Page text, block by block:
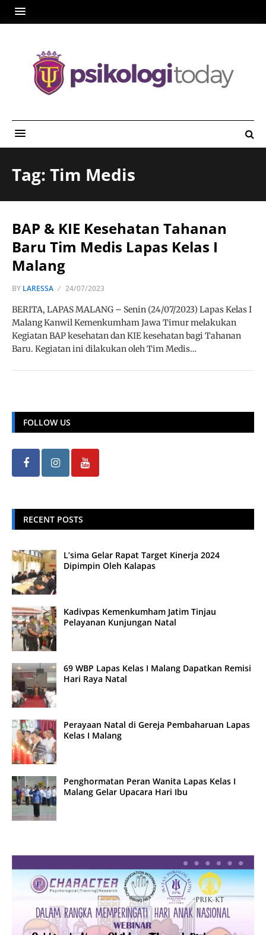
Tag: Tim Medis
BAP & KIE Kesehatan Tahanan
Baru Tim Medis Lapas Kelas I
Malang
BY LARESSA 24/07/2023
BERITA, LAPAS MALANG – Senin (24/07/2023) Lapas Kelas I
Malang Kanwil Kemenkumham Jawa Timur melakukan
Kegiatan BAP kesehatan dan KIE kesehatan bagi Tahanan
Baru. Kegiatan ini dilakukan oleh Tim Medis…
FOLLOW US
RECENT POSTS
L’sima Gelar Rapat Target Kinerja 2024
Dipimpin Oleh Kalapas
Kadivpas Kemenkumham Jatim Tinjau
Pelayanan Kunjungan Natal
69 WBP Lapas Kelas I Malang Dapatkan Remisi
Hari Raya Natal
Perayaan Natal di Gereja Pembaharuan Lapas
Kelas I Malang
Penghormatan Peran Wanita Lapas Kelas I
Malang Gelar Upacara Hari Ibu